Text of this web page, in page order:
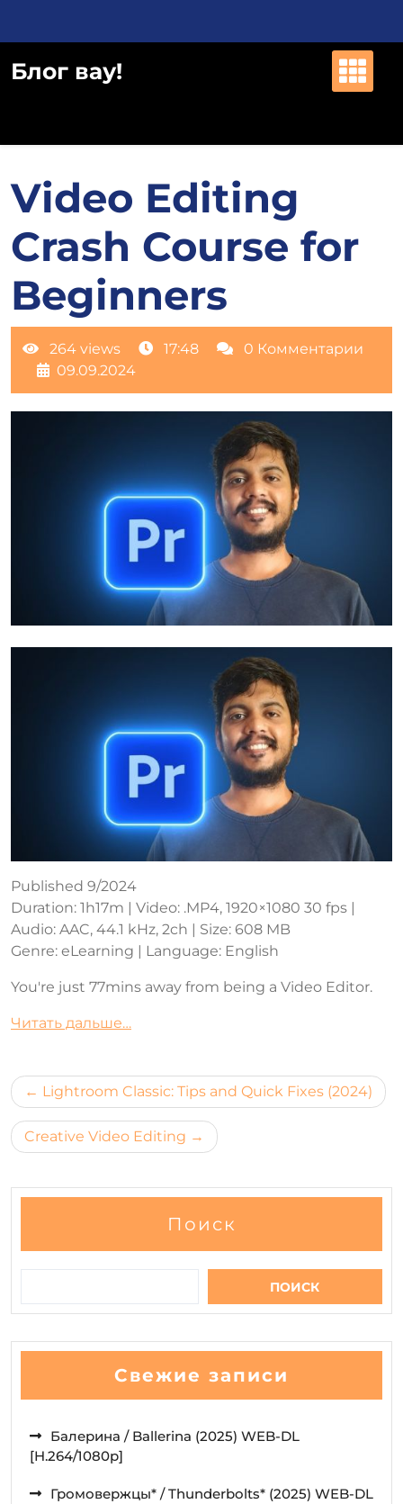
Блог вау!
Video Editing
Crash Course for
Beginners
264 views 17:48
0 Комментарии
09.09.2024
Published 9/2024
Duration: 1h17m | Video: .MP4, 1920×1080 30 fps |
Audio: AAC, 44.1 kHz, 2ch | Size: 608 MB
Genre: eLearning | Language: English
You're just 77mins away from being a Video Editor.
Читать дальше…
Навигация
по
записям
Lightroom Classic: Tips and Quick Fixes (2024)
Creative Video Editing
Поиск
ПОИСК
Свежие записи
Балерина / Ballerina (2025) WEB-DL
[H.264/1080p]
Громовержцы* / Thunderbolts* (2025) WEB-DL